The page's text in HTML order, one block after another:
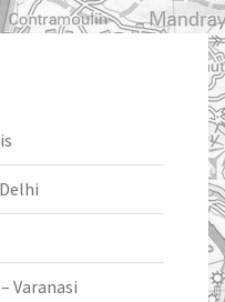
Varanasi